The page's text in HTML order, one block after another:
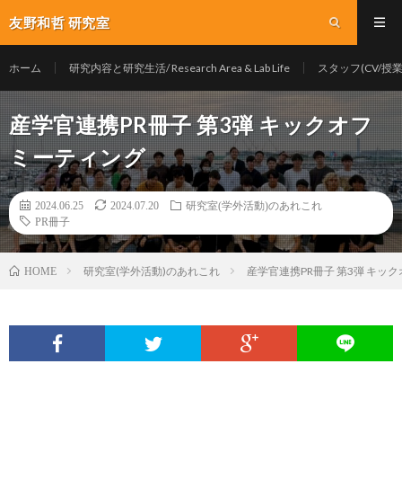
友野和哲 研究室
ホーム 研究内容と研究生活/ Research Area & Lab Life スタッフ(CV/授
産学官連携PR冊子 第3弾 キックオフ
ミーティング
2024.06.25 2024.07.20
研究室(学外活動)のあれこれ
PR冊子
HOME 研究室(学外活動)のあれこれ 産学官連携PR冊子 第3弾 キッ